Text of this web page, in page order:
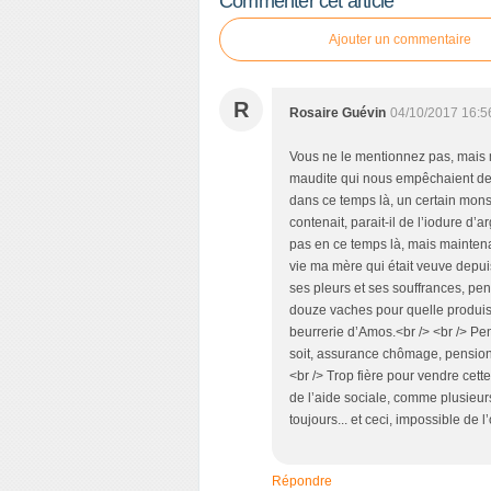
c
e
t
Ajouter un commentaire
R Rosaire Guévin 04/10/2017
Vous ne le mentionnez pas,
maudite qui nous empêchaient
dans ce temps là, un certain
contenait, parait-il de l’iodure
pas en ce temps là, mais
vie ma mère qui était veuve
ses pleurs et ses souffrances,
douze vaches pour quelle
beurrerie d’Amos.<br /> <br />
soit, assurance chômage,
<br /> Trop fière pour vendre
de l’aide sociale, comme
toujours... et ceci, impossible de
Répondre